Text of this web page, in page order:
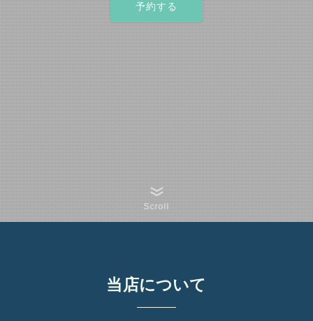
予約する
Scroll
当店について